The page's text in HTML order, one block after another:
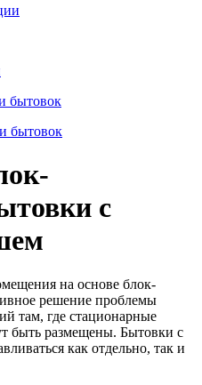
бытовок
бытовок
с
на основе блок-
решение проблемы
там, где стационарные
быть размещены. Бытовки с
как отдельно, так и